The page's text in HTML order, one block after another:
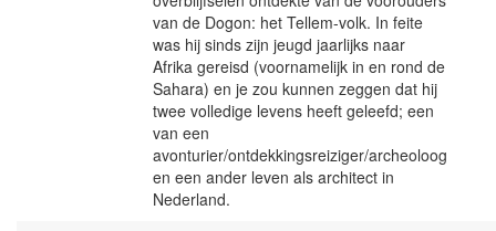
van de Dogon: het Tellem-volk. In feite
was hij sinds zijn jeugd jaarlijks naar
Afrika gereisd (voornamelijk in en rond de
Sahara) en je zou kunnen zeggen dat hij
twee volledige levens heeft geleefd; een
van een
avonturier/ontdekkingsreiziger/archeoloog
en een ander leven als architect in
Nederland.